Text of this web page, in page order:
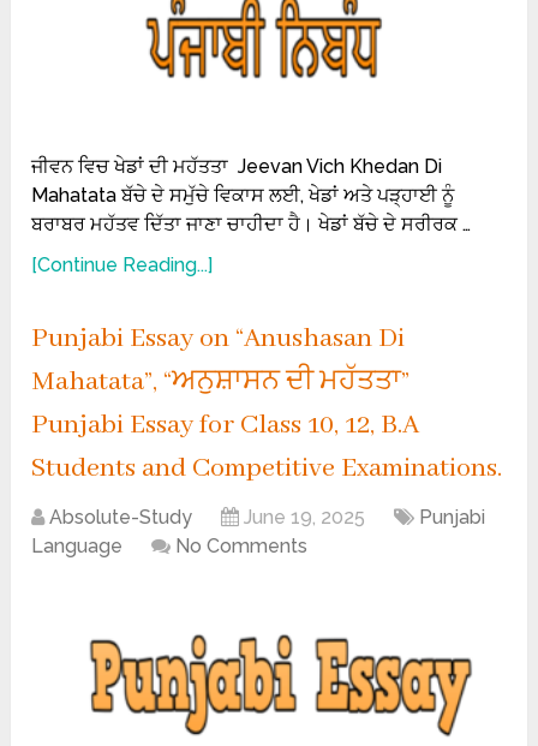
ਜੀਵਨ ਵਿਚ ਖੇਡਾਂ ਦੀ ਮਹੱਤਤਾ Jeevan Vich Khedan Di
Mahatata ਬੱਚੇ ਦੇ ਸਮੁੱਚੇ ਵਿਕਾਸ ਲਈ, ਖੇਡਾਂ ਅਤੇ ਪੜ੍ਹਾਈ ਨੂੰ
ਬਰਾਬਰ ਮਹੱਤਵ ਦਿੱਤਾ ਜਾਣਾ ਚਾਹੀਦਾ ਹੈ। ਖੇਡਾਂ ਬੱਚੇ ਦੇ ਸਰੀਰਕ …
[Continue Reading...]
Punjabi Essay on “Anushasan Di
Mahatata”, “ਅਨੁਸ਼ਾਸਨ ਦੀ ਮਹੱਤਤਾ”
Punjabi Essay for Class 10, 12, B.A
Students and Competitive Examinations.
Absolute-Study June 19, 2025
Punjabi
Language
No Comments